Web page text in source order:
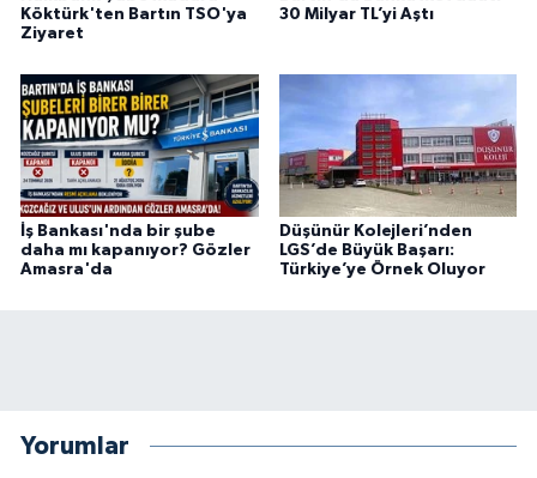
Köktürk'ten Bartın TSO'ya
Ziyaret
30 Milyar TL’yi Aştı
İş Bankası'nda bir şube
daha mı kapanıyor? Gözler
Amasra'da
Düşünür Kolejleri’nden
LGS’de Büyük Başarı:
Türkiye’ye Örnek Oluyor
Yorumlar